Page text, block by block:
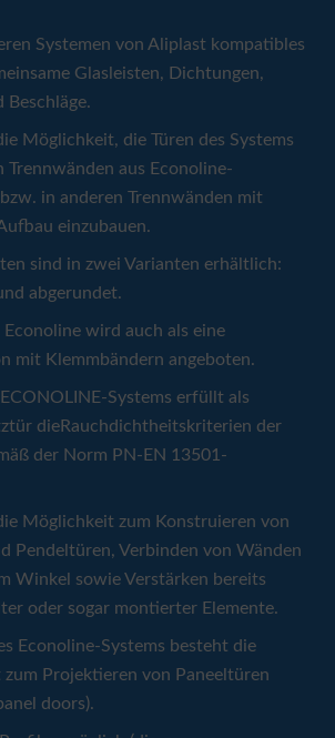
Systemen von Aliplast kompatibles
Glasleisten, Dichtungen,
Beschläge.
Möglichkeit, die Türen des Systems
Trennwänden aus Econoline-
in anderen Trennwänden mit
einzubauen.
sind in zwei Varianten erhältlich:
abgerundet.
Econoline wird auch als eine
mit Klemmbändern angeboten.
ECONOLINE-Systems erfüllt als
dieRauchdichtheitskriterien der
der Norm PN-EN 13501-
Möglichkeit zum Konstruieren von
Pendeltüren, Verbinden von Wänden
Winkel sowie Verstärken bereits
oder sogar montierter Elemente.
Econoline-Systems besteht die
zum Projektieren von Paneeltüren
doors).